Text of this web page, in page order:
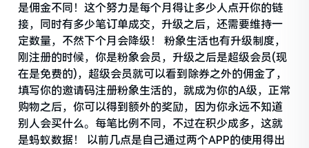
是佣金不同！这个努力是每个月得让多少人点开你的链
接，同时有多少笔订单成交，升级之后，还需要维持一
定数量，不然下个月会降级！ 粉象生活也有升级制度，
刚注册的时候，你是粉象会员，升级之后是超级会员(现
在是免费的)，超级会员就可以看到除券之外的佣金了，
填写你的邀请码注册粉象生活的，就成为你的A级，正常
购物之后，你可以得到额外的奖励，因为你永远不知道
别人会买什么。每笔比例不同，不过在积少成多，这就
是蚂蚁数据！ 以前几点是自己通过两个APP的使用得出